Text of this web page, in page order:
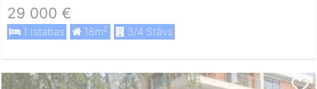
29 000 €
1 Istabas 18m2 3/4 Stāvs